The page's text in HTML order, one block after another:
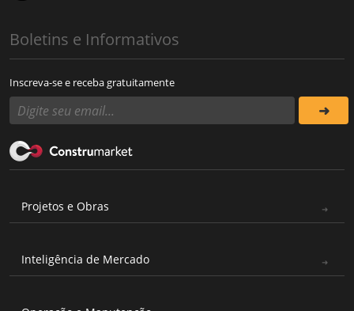
Boletins e Informativos
Inscreva-se e receba gratuitamente
Projetos e Obras
Inteligência de Mercado